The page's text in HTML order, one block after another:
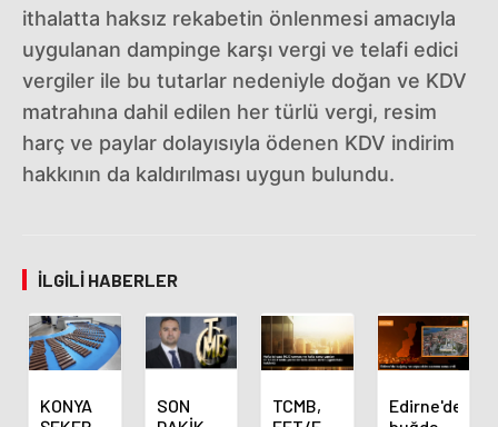
ithalatta haksız rekabetin önlenmesi amacıyla
uygulanan dampinge karşı vergi ve telafi edici
vergiler ile bu tutarlar nedeniyle doğan ve KDV
matrahına dahil edilen her türlü vergi, resim
harç ve paylar dolayısıyla ödenen KDV indirim
hakkının da kaldırılması uygun bulundu.
İLGILI HABERLER
KONYA
SON
TCMB,
Edirne'de